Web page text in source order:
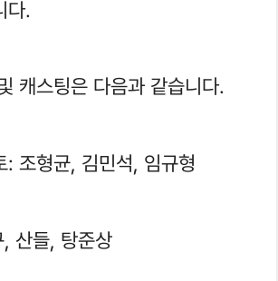
다.
캐스팅은 다음과 같습니다.
: 조형균, 김민석, 임규형
산들, 탕준상